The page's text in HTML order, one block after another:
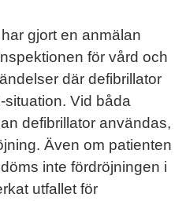
gjort en anmälan
för vård och
där defibrillator
Vid båda
defibrillator användas,
Även om patienten
inte fördröjningen i
utfallet för